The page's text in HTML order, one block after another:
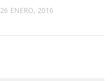
26 ENERO, 2016